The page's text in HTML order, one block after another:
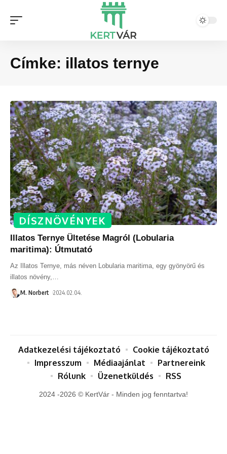
Címke: illatos ternye
DÍSZNÖVÉNYEK
Illatos Ternye Ültetése Magról (Lobularia
maritima): Útmutató
Az Illatos Ternye, más néven Lobularia maritima, egy gyönyörű és
illatos növény,
M. Norbert 2024.02.04.
2024 -2026 © KertVár - Minden jog fenntartva!
Adatkezelési tájékoztató
Cookie tájékoztató
Impresszum
Médiaajánlat
Partnereink
Rólunk
Üzenetküldés RSS